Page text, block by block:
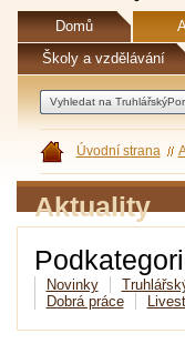
Domů
Školy a vzdělávání
Úvodní strana
Aktuality
Novinky
Dobrá práce